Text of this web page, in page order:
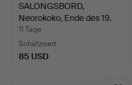
SALONGSBORD,
Neorokoko, Ende des 19.
Jahrh…
11 Tage
Schätzwert
85 USD